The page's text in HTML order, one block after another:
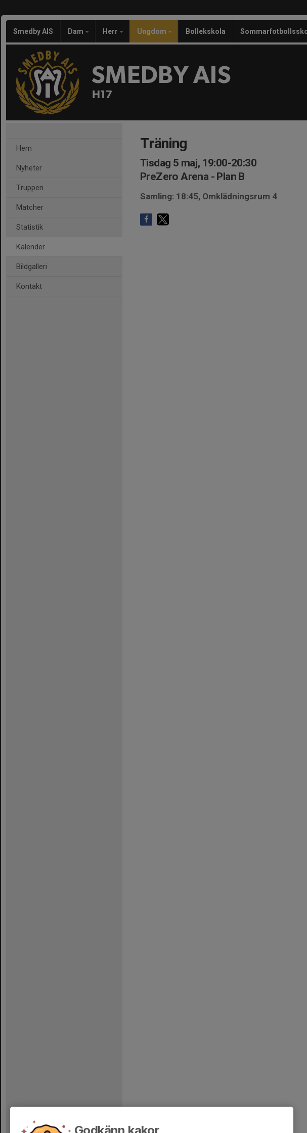
Smedby AIS Dam Herr Ungdom Bollekskola
SMEDBY AIS
H17
Hem
Nyheter
Truppen
Matcher
Statistik
Kalender
Bildgalleri
Kontakt
Träning
Tisdag 5 maj, 19:00-20:30
PreZero Arena - Plan B
Samling: 18:45, Omklädningsrum 4